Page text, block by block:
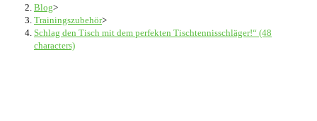
Blog>
Trainingszubehör>
Schlag den Tisch mit dem perfekten Tischtennisschläger!“ (48
characters)